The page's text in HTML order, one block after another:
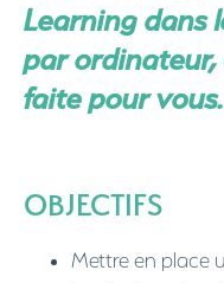
Learning dans
par
faite pour vous.
OBJECTIFS
Mettre en place